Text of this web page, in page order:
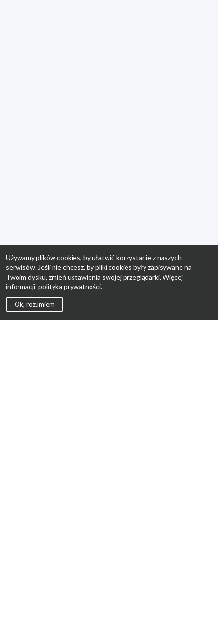
Używamy plików cookies, by ułatwić korzystanie z naszych
serwisów. Jeśli nie chcesz, by pliki cookies były zapisywane na
Twoim dysku, zmień ustawienia swojej przeglądarki. Więcej
informacji: polityka prywatności.
Ok, rozumiem